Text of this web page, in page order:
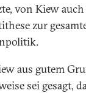
von Kiew
zur
aus gutem
sei gesagt,